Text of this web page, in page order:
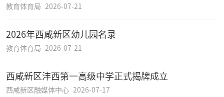
教育体育局 2026-07-21
2026年西咸新区幼儿园名录
教育体育局 2026-07-21
西咸新区沣西第一高级中学正式揭牌成立
西咸新区融媒体中心 2026-07-17